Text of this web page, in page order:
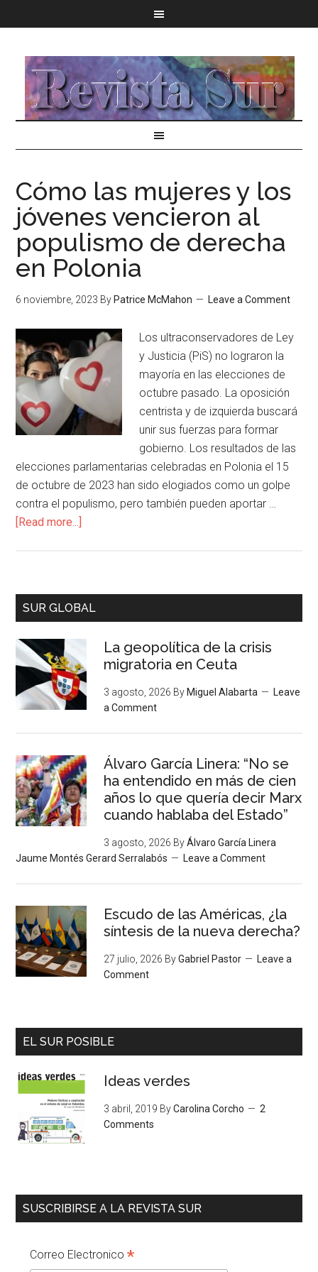
Cómo las mujeres y los
jóvenes vencieron al
populismo de derecha
en Polonia
6 noviembre, 2023 By Patrice McMahon Leave a Comment
Los ultraconservadores de Ley
y Justicia (PiS) no lograron la
mayoría en las elecciones de
octubre pasado. La oposición
centrista y de izquierda buscará
unir sus fuerzas para formar
gobierno. Los resultados de las
elecciones parlamentarias celebradas en Polonia el 15
de octubre de 2023 han sido elogiados como un golpe
contra el populismo, pero también pueden aportar …
[Read more...]
SUR GLOBAL
La geopolítica de la crisis
migratoria en Ceuta
3 agosto, 2026 By Miguel Alabarta
Leave
a Comment
Álvaro García Linera: “No se
ha entendido en más de cien
años lo que quería decir Marx
cuando hablaba del Estado”
3 agosto, 2026 ByÁlvaro García Linera
Jaume Montés Gerard Serralabós
Leave a Comment
Escudo de las Américas, ¿la
síntesis de la nueva derecha?
27 julio, 2026 ByGabriel Pastor
Leave a
Comment
EL SUR POSIBLE
Ideas verdes
3 abril, 2019 ByCarolina Corcho
2
Comments
SUSCRIBIRSE A LA REVISTA SUR
Correo Electronico*